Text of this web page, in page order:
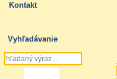
Kontakt
Vyhľadávanie